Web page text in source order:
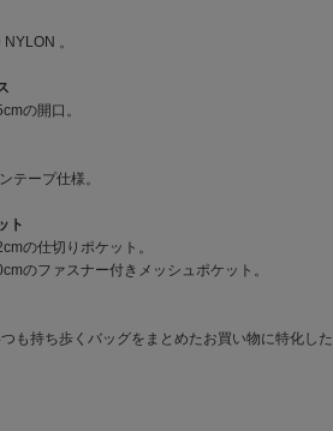
。
の開口。
テープ仕様。
ト
の仕切りポケット。
のファスナー付きメッシュポケット。
も持ち歩くバッグをまとめたお買い物に特化した